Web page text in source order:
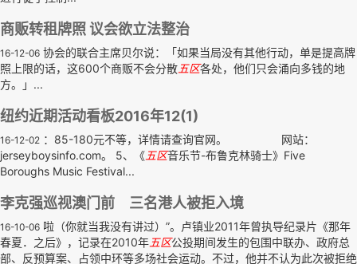
商贩转租牌照 议会欲立法整治
16-12-06 协会的联合主席贝尔说：「如果当局没有其他行动，单是提高牌
照上限的话，这600个商贩不会分散 五区各处，他们只会涌向多钱的地
方。」...
纽约近期活动看板2016年12(1)
16-12-02 ：85-180元不等，详情请查询官网。 网站：
jerseyboysinfo.com。 5、《 五区音乐节-布鲁克林骑士》Five
Boroughs Music Festival...
李克强巡视澳门前 三名港人被拒入境
16-10-06 啦（你就当我没有讲过）”。卢镇业2011年曾执导纪录片《那年
春夏．之后》，记录在2010年 五区公投期间发生的包围中联办、政府总
部、反预算案、占领中环等多场社会运动。不过，他并不认为此次被拒绝